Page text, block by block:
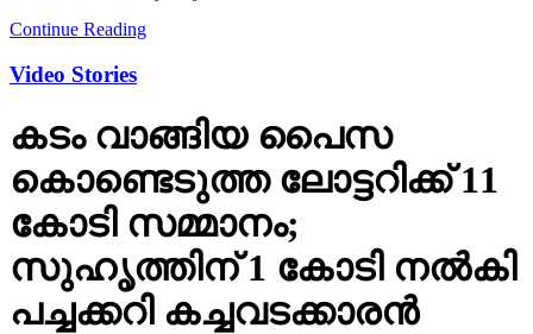
Continue Reading
Video Stories
കടം വാങ്ങിയ പൈസ
കൊണ്ടെടുത്ത ലോട്ടറിക്ക് 11
കോടി സമ്മാനം;
സുഹൃത്തിന് 1 കോടി നല്‍കി
പച്ചക്കറി കച്ചവടക്കാരന്‍